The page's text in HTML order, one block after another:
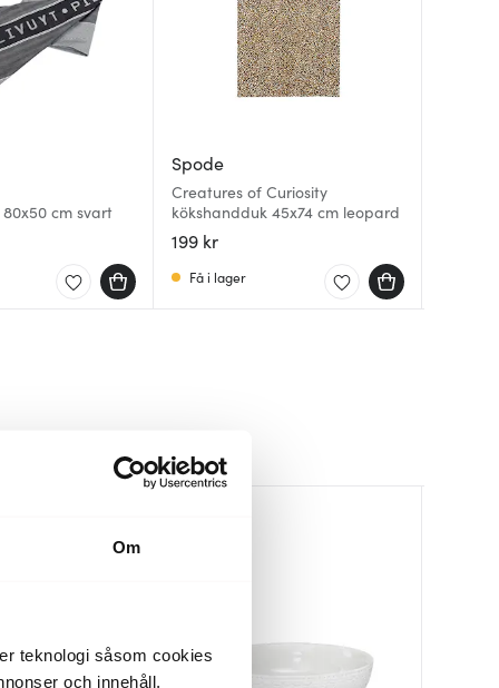
Om
teknologi såsom cookies
och innehåll,
cm svart
Spode
Creatures of Curiosity
kökshandduk 45x74 cm leopard
199 kr
Få i lager